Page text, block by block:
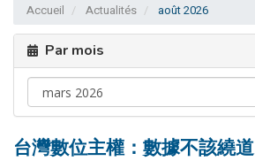
Accueil Actualités août 2026
Par mois
台灣數位主權：數據不該繞道